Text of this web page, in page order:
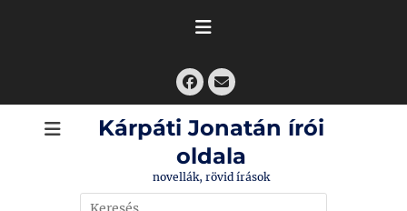
Facebook
Email
Kárpáti Jonatán írói
oldala
novellák, rövid írások
Search